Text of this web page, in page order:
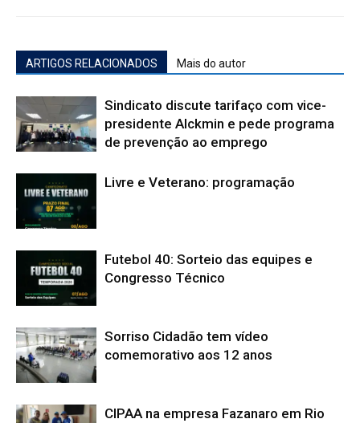
ARTIGOS RELACIONADOS Mais do autor
Sindicato discute tarifaço com vice-
presidente Alckmin e pede programa
de prevenção ao emprego
Livre e Veterano: programação
Futebol 40: Sorteio das equipes e
Congresso Técnico
Sorriso Cidadão tem vídeo
comemorativo aos 12 anos
CIPAA na empresa Fazanaro em Rio